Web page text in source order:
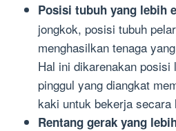
Posisi tubuh yang lebih
jongkok, posisi tubuh
menghasilkan tenaga
Hal ini dikarenakan
pinggul yang diangkat
kaki untuk bekerja secara
Rentang gerak yang